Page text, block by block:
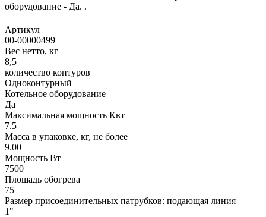
оборудование - Да. .
Артикул
00-00000499
Вес нетто, кг
8,5
количество контуров
Одноконтурный
Котельное оборудование
Да
Максимальная мощность Квт
7.5
Масса в упаковке, кг, не более
9.00
Мощность Вт
7500
Площадь обогрева
75
Размер присоединительных патрубков: подающая линия
1"